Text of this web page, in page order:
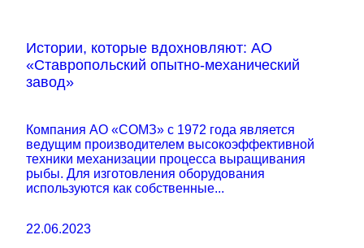
Истории, которые вдохновляют: АО
«Ставропольский опытно-механический
завод»
Компания АО «СОМЗ» с 1972 года является
ведущим производителем высокоэффективной
техники механизации процесса выращивания
рыбы. Для изготовления оборудования
используются как собственные...
22.06.2023